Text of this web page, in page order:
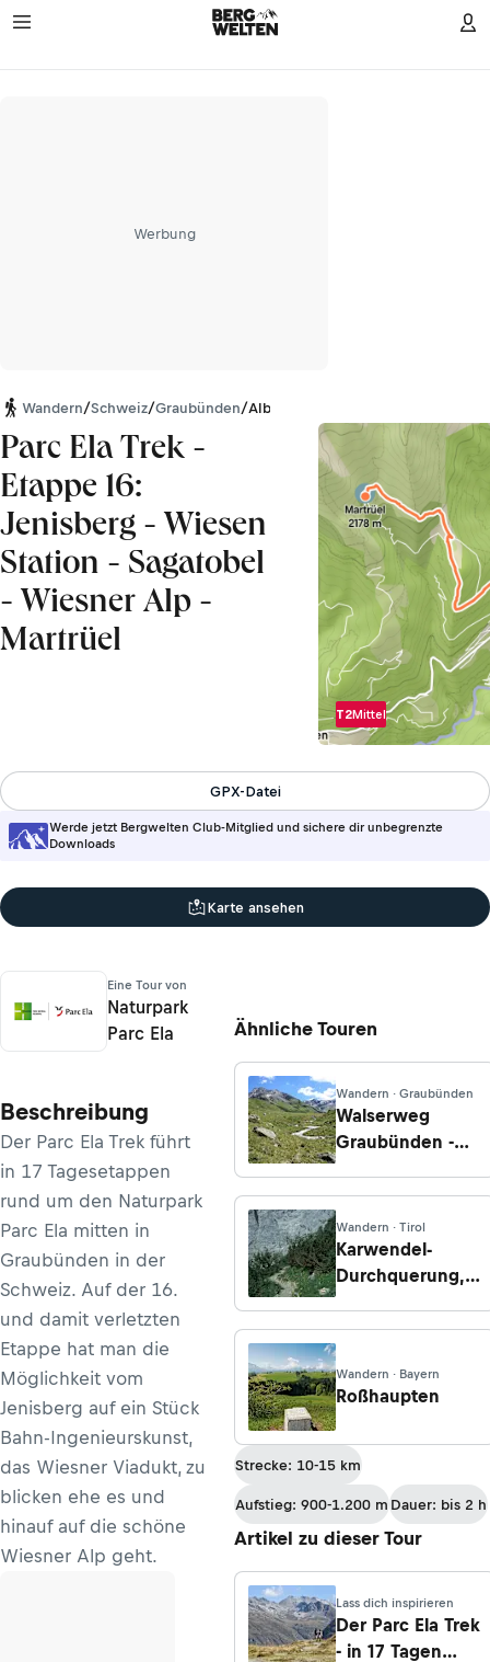
Werbung
Wandern/Schweiz/Graubünden/Albula Alpen
Parc Ela Trek -
Etappe 16:
Jenisberg - Wiesen
Station - Sagatobel
- Wiesner Alp -
Martrüel
T2Mittel
Werde jetzt Bergwelten Club-Mitglied und sichere dir unbegrenzte
Downloads
GPX-Datei
Karte ansehen
Eine Tour von
Naturpark
Parc Ela
Beschreibung
Der Parc Ela Trek führt
in 17 Tagesetappen
rund um den Naturpark
Parc Ela mitten in
Graubünden in der
Schweiz. Auf der 16.
und damit verletzten
Etappe hat man die
Möglichkeit vom
Jenisberg auf ein Stück
Bahn-Ingenieurskunst,
das Wiesner Viadukt, zu
blicken ehe es und
hinauf auf die schöne
Wiesner Alp geht.
Ähnliche Touren
Wandern · Graubünden
Walserweg
Graubünden -
Flix - Alp d’Err -
Pass d'Ela -
Chamonas d'Ela
Wandern · Tirol
Karwendel-
Durchquerung,
der Falkenhütte
Lamsenjochhütte
Wandern · Bayern
Roßhaupten
Strecke: 10-15 km
Aufstieg: 900-1.200 m Dauer: bis 2 h
Artikel zu dieser Tour
Lass dich inspirieren
Der Parc Ela Trek
- in 17 Tagen